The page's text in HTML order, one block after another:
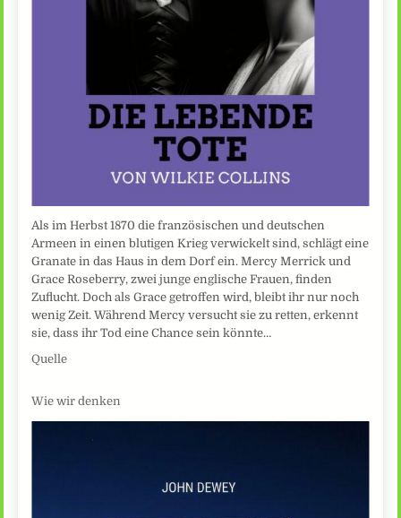
Als im Herbst 1870 die französischen und deutschen
Armeen in einen blutigen Krieg verwickelt sind, schlägt eine
Granate in das Haus in dem Dorf ein. Mercy Merrick und
Grace Roseberry, zwei junge englische Frauen, finden
Zuflucht. Doch als Grace getroffen wird, bleibt ihr nur noch
wenig Zeit. Während Mercy versucht sie zu retten, erkennt
sie, dass ihr Tod eine Chance sein könnte…
Quelle
Wie wir denken